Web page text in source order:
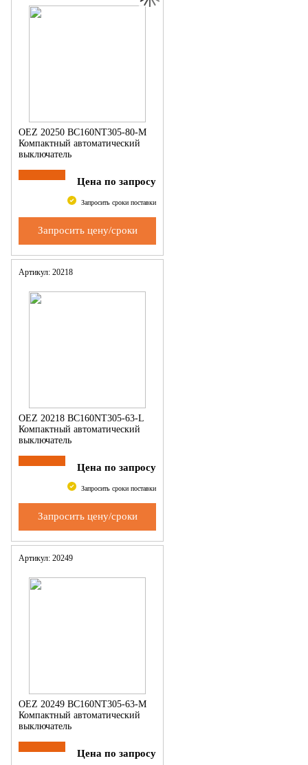
OEZ 20250 BC160NT305-80-M
Компактный автоматический
выключатель
Цена по запросу
Запросить сроки поставки
Запросить цену/сроки
Артикул: 20218
OEZ 20218 BC160NT305-63-L
Компактный автоматический
выключатель
Цена по запросу
Запросить сроки поставки
Запросить цену/сроки
Артикул: 20249
OEZ 20249 BC160NT305-63-M
Компактный автоматический
выключатель
Цена по запросу